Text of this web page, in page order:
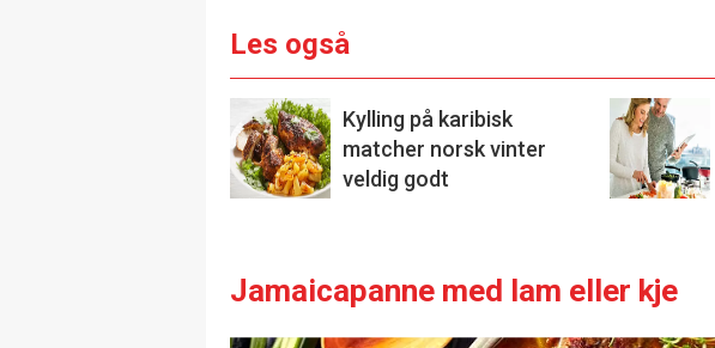
Les også
Kylling på karibisk
matcher norsk vinter
veldig godt
Jamaicapanne med lam eller kje